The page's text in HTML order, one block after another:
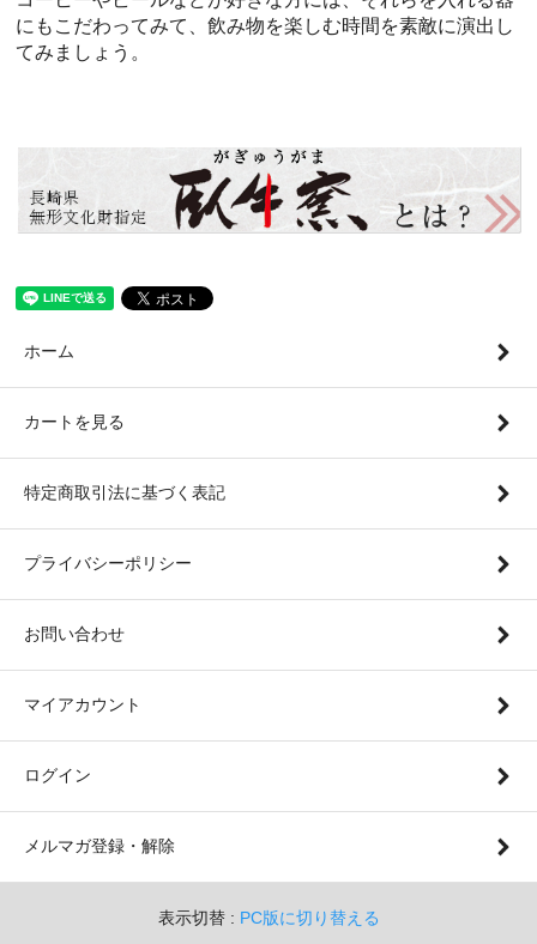
にもこだわってみて、飲み物を楽しむ時間を素敵に演出し
てみましょう。
ホーム
カートを見る
特定商取引法に基づく表記
プライバシーポリシー
お問い合わせ
マイアカウント
ログイン
メルマガ登録・解除
表示切替 : PC版に切り替える